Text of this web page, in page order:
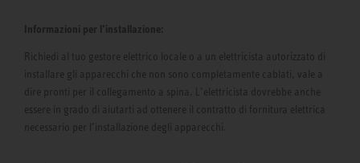
Informazioni per l’installazione:
Richiedi al tuo gestore elettrico locale o a un elettricista autorizzato di
installare gli apparecchi che non sono completamente cablati, vale a
dire pronti per il collegamento a spina. L’elettricista dovrebbe anche
essere in grado di aiutarti ad ottenere il contratto di fornitura elettrica
necessario per l’installazione degli apparecchi.